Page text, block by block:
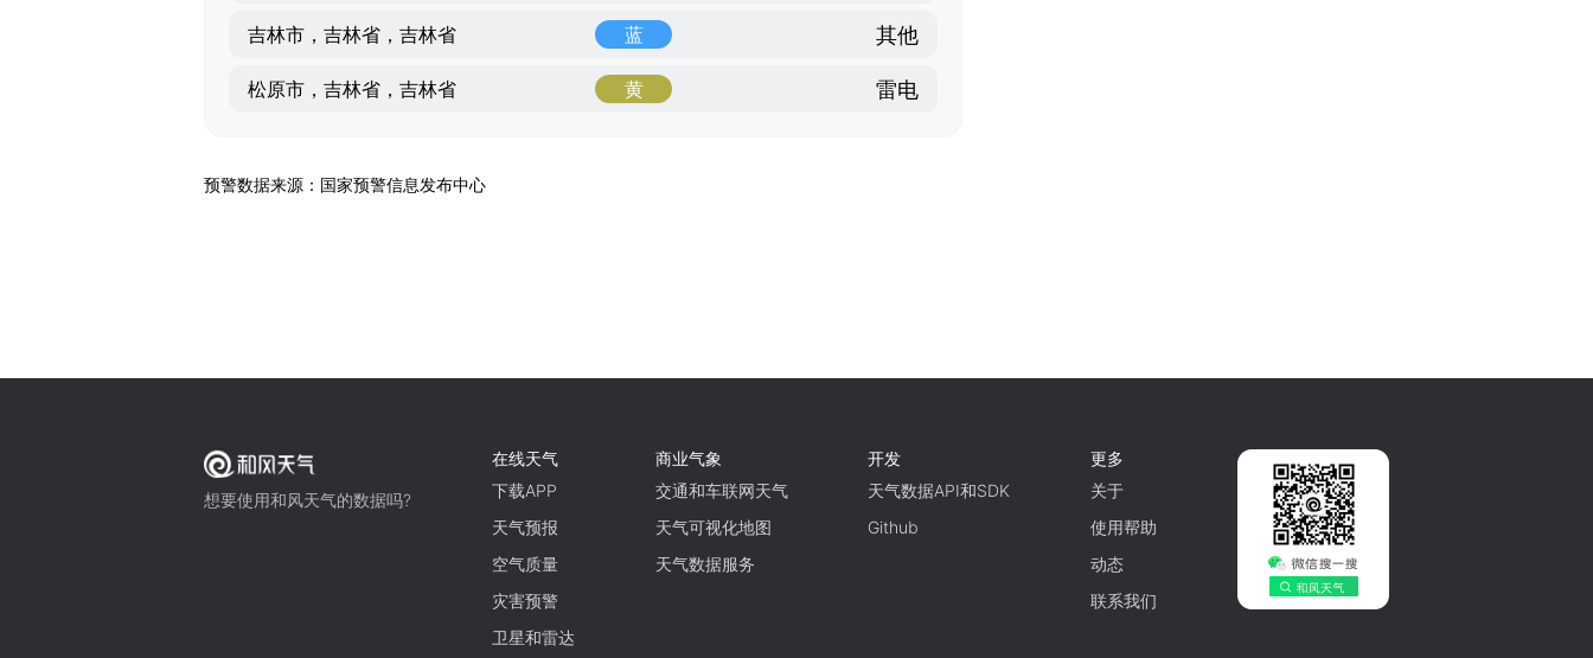
吉林市，吉林省，吉林省 蓝 其他
松原市，吉林省，吉林省 黄 雷电
预警数据来源：国家预警信息发布中心
想要使用和风天气的数据吗?
在线天气
下载APP
天气预报
空气质量
灾害预警
卫星和雷达
商业气象
交通和车联网天气
天气可视化地图
天气数据服务
开发
天气数据API和SDK
Github
更多
关于
使用帮助
动态
联系我们